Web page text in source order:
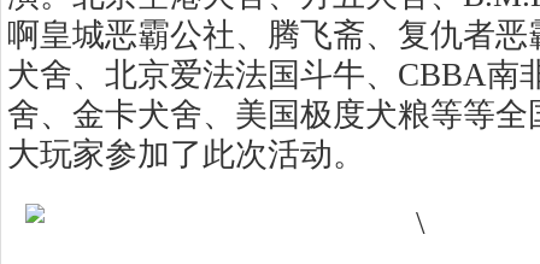
啊皇城恶霸公社、腾飞斋、复仇者
犬舍、北京爱法法国斗牛、CBBA南
舍、金卡犬舍、美国极度犬粮等等
大玩家参加了此次活动。